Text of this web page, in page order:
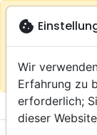
warningGemäß
Ihrem
Einkauf im
menu
cookie
Wir
Erfahrung zu
erforderlich;
dieser